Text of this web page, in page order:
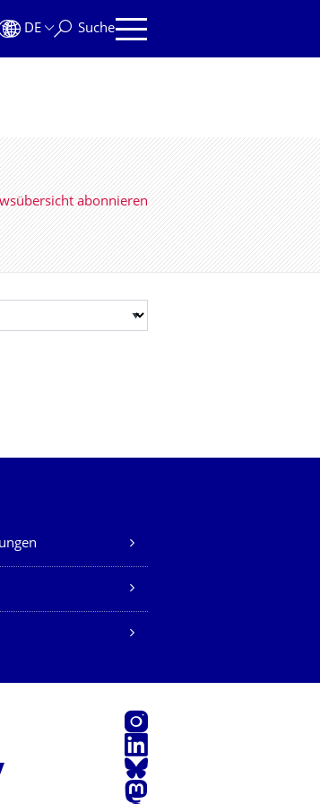
DE Suche
abonnieren
Instagram
LinkedIn
Bluesky
Mastodon